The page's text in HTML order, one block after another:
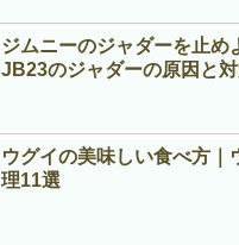
ジムニーのジャダーを止め
JB23のジャダーの原因と
ウグイの美味しい食べ方｜
理11選